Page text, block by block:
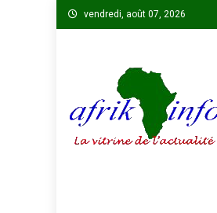
Skip
to
vendredi, août 07, 2026